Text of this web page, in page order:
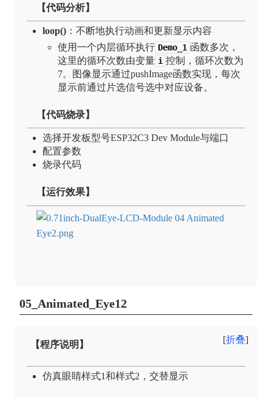
【代码分析】
loop()：不断地执行动画和更新显示内容
使用一个内层循环执行 Demo_1 函数多次，
这里的循环次数由变量 i 控制，循环次数为
7。图像显示通过pushImage函数实现，每次
显示前通过片选信号选中对应设备。
【代码烧录】
选择开发板型号ESP32C3 Dev Module与端口
配置参数
烧录代码
【运行效果】
05_Animated_Eye12
折叠
【程序说明】
仿真眼睛样式1和样式2，交替显示